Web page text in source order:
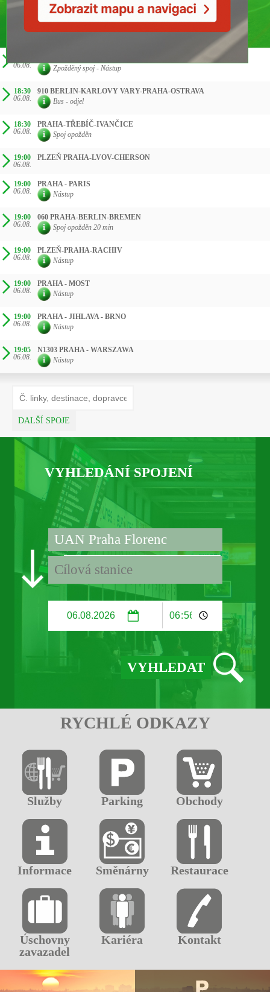
06.08.
Zpožděný spoj - Nástup
18:30
06.08.
910 BERLIN-KARLOVY VARY-PRAHA-OSTRAVA
Bus - odjel
18:30
06.08.
PRAHA-TŘEBÍČ-IVANČICE
Spoj opožděn
19:00
06.08.
PLZEŇ PRAHA-LVOV-CHERSON
19:00
06.08.
PRAHA - PARIS
Nástup
19:00
06.08.
060 PRAHA-BERLIN-BREMEN
Spoj opožděn 20 min
19:00
06.08.
PLZEŇ-PRAHA-RACHIV
Nástup
19:00
06.08.
PRAHA - MOST
Nástup
19:00
06.08.
PRAHA - JIHLAVA - BRNO
Nástup
19:05
06.08.
N1303 PRAHA - WARSZAWA
Nástup
DALŠÍ SPOJE
VYHLEDÁNÍ SPOJENÍ
RYCHLÉ ODKAZY
Služby Parking Obchody
Informace Směnárny Restaurace
Úschovny
zavazadel
Kariéra Kontakt